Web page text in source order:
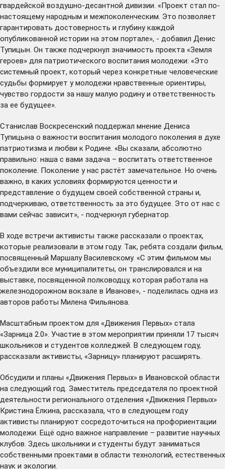
гвардейской воздушно-десантной дивизии. «Проект стал по-
настоящему народным и межпоколенческим. Это позволяет
гарантировать достоверность и глубину каждой
опубликованной истории на этом портале», - добавил Денис
Тупицын. Он также подчеркнул значимость проекта «Земля
героев» для патриотического воспитания молодежи: «Это
системный проект, который через конкретные человеческие
судьбы формирует у молодежи нравственные ориентиры,
чувство гордости за нашу малую родину и ответственность
за ее будущее».
Станислав Воскресенский поддержал мнение Дениса
Тупицына о важности воспитания молодого поколения в духе
патриотизма и любви к Родине. «Вы сказали, абсолютно
правильно: наша с вами задача – воспитать ответственное
поколение. Поколение у нас растёт замечательное. Но очень
важно, в каких условиях формируются ценности и
представление о будущем своей собственной страны и,
подчеркиваю, ответственность за это будущее. Это от нас с
вами сейчас зависит», - подчеркнул губернатор.
В ходе встречи активисты также рассказали о проектах,
которые реализовали в этом году. Так, ребята создали фильм,
посвященный Маршалу Василевскому. «С этим фильмом мы
объездили все муниципалитеты, он транслировался и на
выставке, посвященной полководцу, которая работала на
железнодорожном вокзале в Иванове», - поделилась одна из
авторов работы Милена Фильянова.
Масштабным проектом для «Движения Первых» стала
«Зарница 2.0». Участие в этом мероприятии приняли 17 тысяч
школьников и студентов колледжей. В следующем году,
рассказали активисты, «Зарницу» планируют расширять.
Обсудили и планы «Движения Первых» в Ивановской области
на следующий год. Заместитель председателя по проектной
деятельности регионального отделения «Движения Первых»
Кристина Ёлкина, рассказала, что в следующем году
активисты планируют сосредоточиться на профориентации
молодежи. Ещё одно важное направление – развитие научных
клубов. Здесь школьники и студенты будут заниматься
собственными проектами в области технологий, естественных
наук и экологии.